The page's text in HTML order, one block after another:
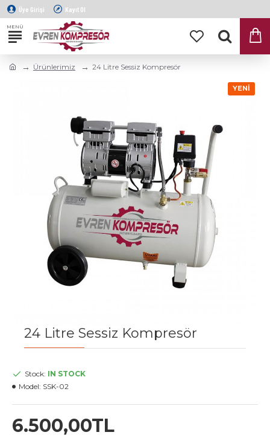
Üye Girişi Kayıt Ol
Ürünlerimiz 24 Litre Sessiz Kompresör
YENI
24 Litre Sessiz Kompresör
6.500,00TL
Stock: IN STOCK
Model: SSK-02